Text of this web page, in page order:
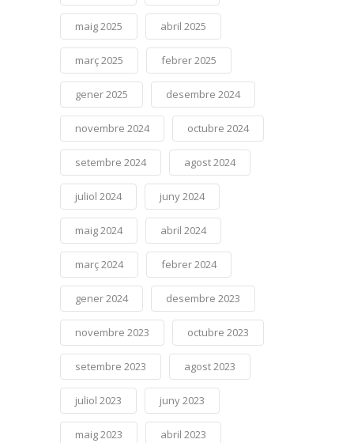
maig 2025 abril 2025
març 2025 febrer 2025
gener 2025 desembre 2024
novembre 2024 octubre 2024
setembre 2024 agost 2024
juliol 2024 juny 2024
maig 2024 abril 2024
març 2024 febrer 2024
gener 2024 desembre 2023
novembre 2023 octubre 2023
setembre 2023 agost 2023
juliol 2023 juny 2023
maig 2023 abril 2023